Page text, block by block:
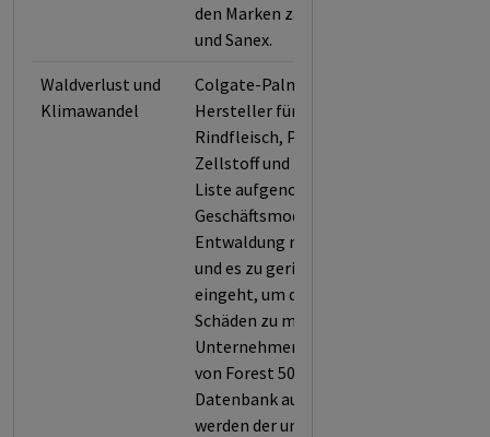
den Marken zählen Colgate, Palmolive
und Sanex.
Waldverlust und
Klimawandel
Colgate-Palmolive wurde als führender
Hersteller für Produkte aus Soja,
Rindfleisch, Palmöl, Gummi sowie
Zellstoff und Papier in die Forest 500-
Liste aufgenommen, weil das
Geschäftsmodell des Unternehmens die
Entwaldung maßgeblich vorantreibt
und es zu geringe Verpflichtungen
eingeht, um die daraus resultierenden
Schäden zu minimieren. So erfüllt das
Unternehmen nur 50,0 % der Kriterien
von Forest 500 und wird somit in unsere
Datenbank aufgenommen. Bewertet
werden der unternehmensweite Ansatz